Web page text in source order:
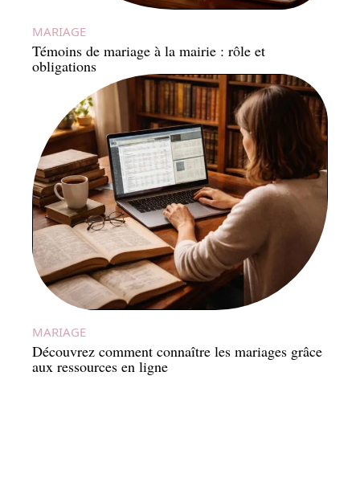
MARIAGE
Témoins de mariage à la mairie : rôle et
obligations
MARIAGE
Découvrez comment connaître les mariages grâce
aux ressources en ligne